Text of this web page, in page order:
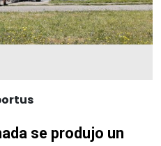
se produjo un